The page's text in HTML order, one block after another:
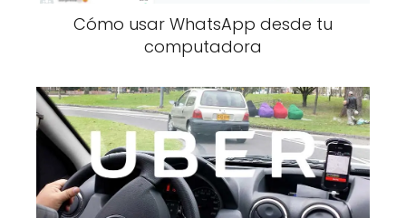
Cómo usar WhatsApp desde tu
computadora